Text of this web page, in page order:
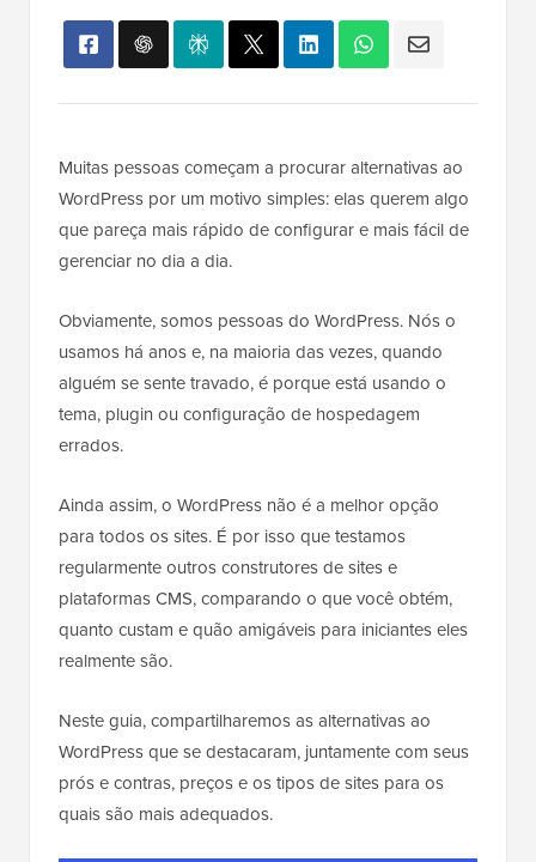
Muitas pessoas começam a procurar alternativas ao
WordPress por um motivo simples: elas querem algo
que pareça mais rápido de configurar e mais fácil de
gerenciar no dia a dia.
Obviamente, somos pessoas do WordPress. Nós o
usamos há anos e, na maioria das vezes, quando
alguém se sente travado, é porque está usando o
tema, plugin ou configuração de hospedagem
errados.
Ainda assim, o WordPress não é a melhor opção
para todos os sites. É por isso que testamos
regularmente outros construtores de sites e
plataformas CMS, comparando o que você obtém,
quanto custam e quão amigáveis para iniciantes eles
realmente são.
Neste guia, compartilharemos as alternativas ao
WordPress que se destacaram, juntamente com seus
prós e contras, preços e os tipos de sites para os
quais são mais adequados.